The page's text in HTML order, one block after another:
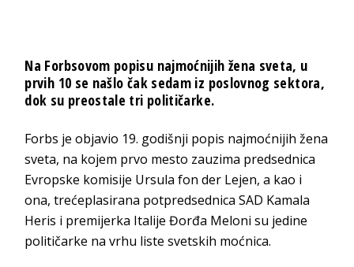
Na Forbsovom popisu najmoćnijih žena sveta, u
prvih 10 se našlo čak sedam iz poslovnog sektora,
dok su preostale tri političarke.
Forbs je objavio 19. godišnji popis najmoćnijih žena
sveta, na kojem prvo mesto zauzima predsednica
Evropske komisije Ursula fon der Lejen, a kao i
ona, trećeplasirana potpredsednica SAD Kamala
Heris i premijerka Italije Đorđa Meloni su jedine
političarke na vrhu liste svetskih moćnica.